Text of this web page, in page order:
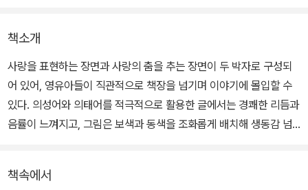
책소개
사랑을 표현하는 장면과 사랑의 춤을 추는 장면이 두 박자로 구성되
어 있어, 영유아들이 직관적으로 책장을 넘기며 이야기에 몰입할 수
있다. 의성어와 의태어를 적극적으로 활용한 글에서는 경쾌한 리듬과
음률이 느껴지고, 그림은 보색과 동색을 조화롭게 배치해 생동감 넘
책속에서